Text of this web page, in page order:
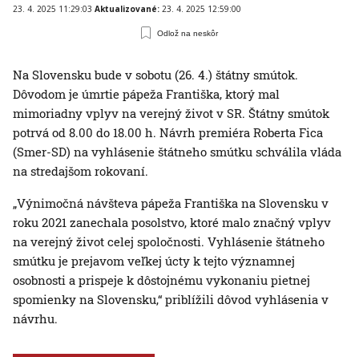
23. 4. 2025 11:29:03 Aktualizované: 23. 4. 2025 12:59:00
Odlož na neskôr
Na Slovensku bude v sobotu (26. 4.) štátny smútok.
Dôvodom je úmrtie pápeža Františka, ktorý mal
mimoriadny vplyv na verejný život v SR. Štátny smútok
potrvá od 8.00 do 18.00 h. Návrh premiéra Roberta Fica
(Smer-SD) na vyhlásenie štátneho smútku schválila vláda
na stredajšom rokovaní.
„Výnimočná návšteva pápeža Františka na Slovensku v
roku 2021 zanechala posolstvo, ktoré malo značný vplyv
na verejný život celej spoločnosti. Vyhlásenie štátneho
smútku je prejavom veľkej úcty k tejto významnej
osobnosti a prispeje k dôstojnému vykonaniu pietnej
spomienky na Slovensku,“ priblížili dôvod vyhlásenia v
návrhu.